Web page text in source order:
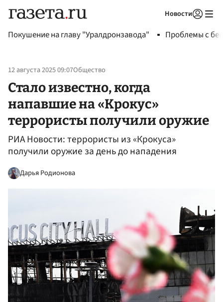
Новости
Покушение на главу "Уралдронзавода" Проблемы с
12 августа 2025 09:07Общество
Стало известно, когда
напавшие на «Крокус»
террористы получили оружие
РИА Новости: террористы из «Крокуса»
получили оружие за день до нападения
Дарья Родионова